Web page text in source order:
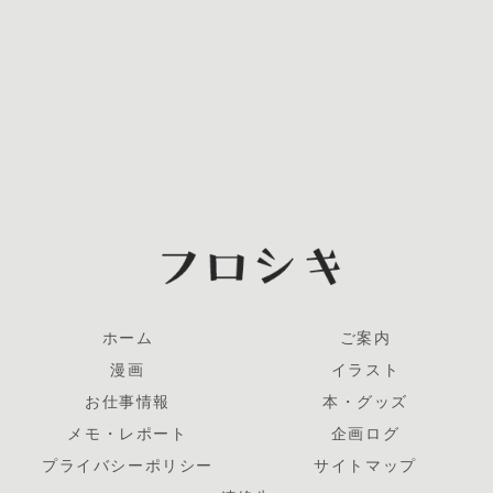
ホーム
ご案内
漫画
イラスト
お仕事情報
本・グッズ
メモ・レポート
企画ログ
プライバシーポリシー
サイトマップ